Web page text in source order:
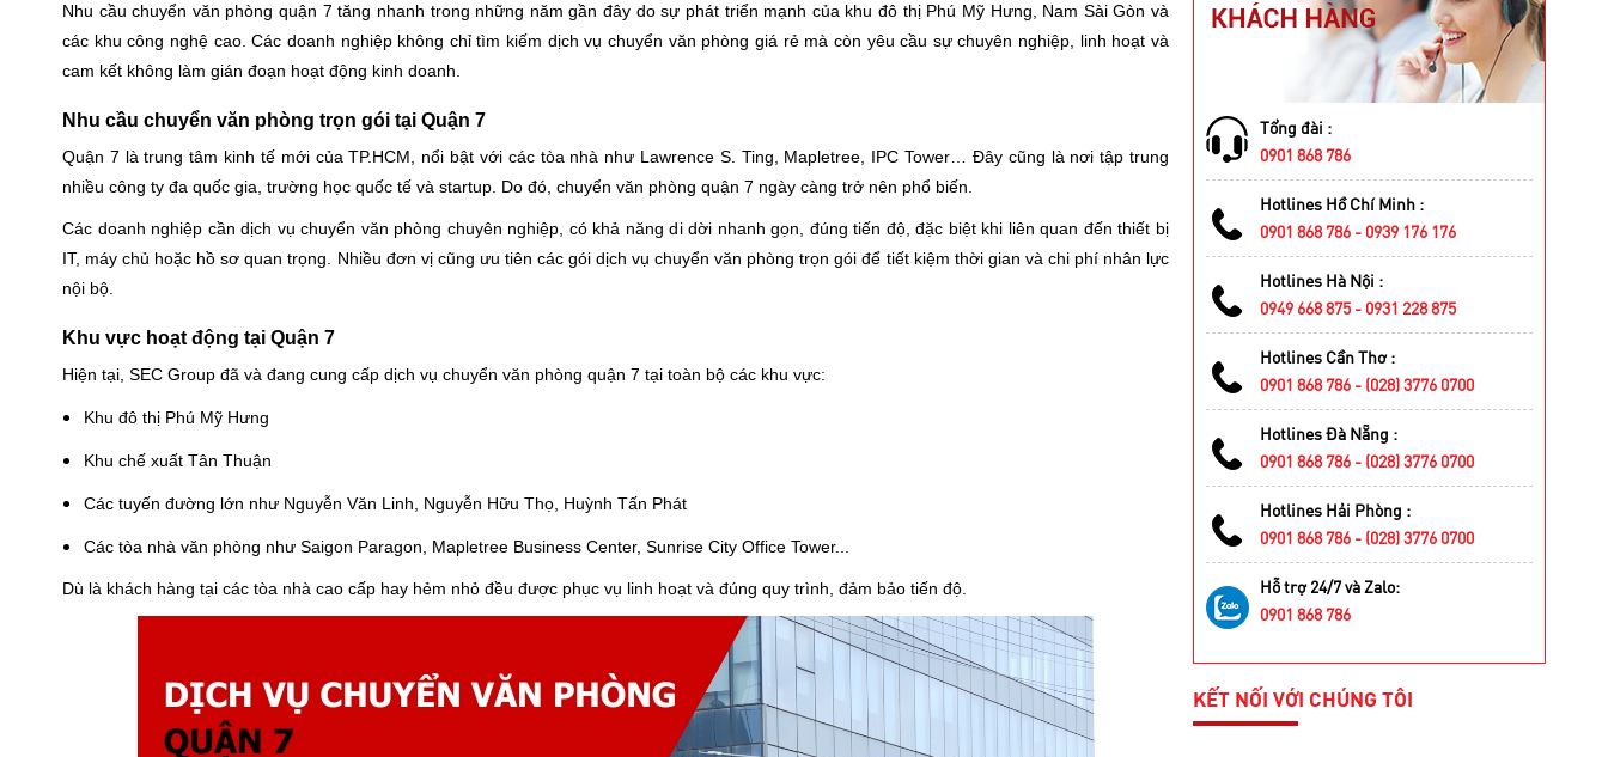
Nhu cầu chuyển văn phòng quận 7 tăng nhanh trong những năm gần đây do sự phát triển mạnh của khu đô thị Phú Mỹ Hưng, Nam Sài Gòn và
các khu công nghệ cao. Các doanh nghiệp không chỉ tìm kiếm dịch vụ chuyển văn phòng giá rẻ mà còn yêu cầu sự chuyên nghiệp, linh hoạt và
cam kết không làm gián đoạn hoạt động kinh doanh.
Nhu cầu chuyển văn phòng trọn gói tại Quận 7
Quận 7 là trung tâm kinh tế mới của TP.HCM, nổi bật với các tòa nhà như Lawrence S. Ting, Mapletree, IPC Tower… Đây cũng là nơi tập trung
nhiều công ty đa quốc gia, trường học quốc tế và startup. Do đó, chuyển văn phòng quận 7 ngày càng trở nên phổ biến.
Các doanh nghiệp cần dịch vụ chuyển văn phòng chuyên nghiệp, có khả năng di dời nhanh gọn, đúng tiến độ, đặc biệt khi liên quan đến thiết bị
IT, máy chủ hoặc hồ sơ quan trọng. Nhiều đơn vị cũng ưu tiên các gói dịch vụ chuyển văn phòng trọn gói để tiết kiệm thời gian và chi phí nhân lực
nội bộ.
Khu vực hoạt động tại Quận 7
Hiện tại, SEC Group đã và đang cung cấp dịch vụ chuyển văn phòng quận 7 tại toàn bộ các khu vực:
Khu đô thị Phú Mỹ Hưng
Khu chế xuất Tân Thuận
Các tuyến đường lớn như Nguyễn Văn Linh, Nguyễn Hữu Thọ, Huỳnh Tấn Phát
Các tòa nhà văn phòng như Saigon Paragon, Mapletree Business Center, Sunrise City Office Tower...
Dù là khách hàng tại các tòa nhà cao cấp hay hẻm nhỏ đều được phục vụ linh hoạt và đúng quy trình, đảm bảo tiến độ.
Tổng đài :
0901 868 786
Hotlines Hồ Chí Minh :
0901 868 786 - 0939 176 176
Hotlines Hà Nội :
0949 668 875 - 0931 228 875
Hotlines Cần Thơ :
0901 868 786 - (028) 3776 0700
Hotlines Đà Nẵng :
0901 868 786 - (028) 3776 0700
Hotlines Hải Phòng :
0901 868 786 - (028) 3776 0700
Hỗ trợ 24/7 và Zalo:
0901 868 786
KẾT NỐI VỚI CHÚNG TÔI